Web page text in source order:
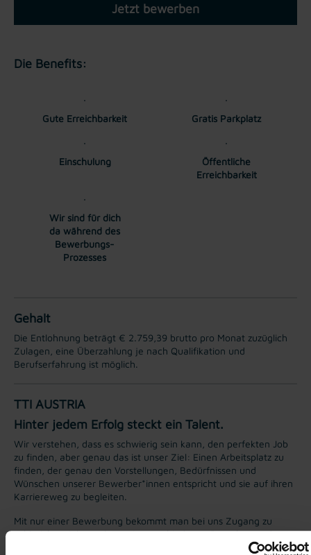
Jetzt bewerben
Die Benefits:
Gute Erreichbarkeit Gratis Parkplatz
Einschulung
Öffentliche
Erreichbarkeit
Wir sind für dich
da während des
Bewerbungs-
Prozesses
Gehalt
Die Entlohnung beträgt € 2.759,39 brutto pro Monat zuzüglich
Zulagen, eine Überzahlung je nach Qualifikation und
Berufserfahrung ist möglich.
TTI AUSTRIA
Hinter jedem Erfolg steckt ein Talent.
Wir verstehen, dass es schwierig sein kann, den perfekten Job
zu finden, aber genau das ist unser Ziel: Einen Arbeitsplatz zu
finden, der genau den Vorstellungen, Bedürfnissen und
Wünschen unserer Bewerber*innen entspricht und sie auf ihren
Karriereweg zu begleiten.
Mit nur einer Bewerbung bekommt man bei uns Zugang zu
zahlreichen Jobangeboten in verschiedenen Branchen und
Bereichen. Jetzt bewerben und Traumjob finden! Wir freuen